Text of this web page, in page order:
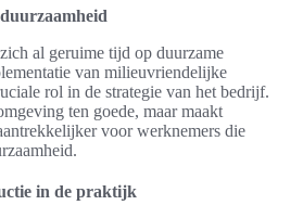
al geruime tijd op duurzame
van milieuvriendelijke
rol in de strategie van het bedrijf.
ten goede, maar maakt
voor werknemers die
in de praktijk